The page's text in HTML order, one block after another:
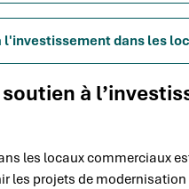
dans les
à
les locaux commerciaux
les projets de